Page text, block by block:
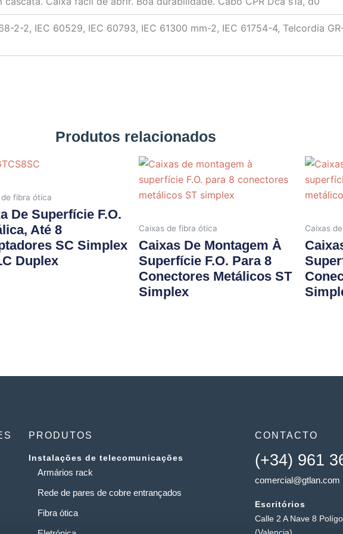
2-2, IEC 60529, IEC 60793, IEC 61300 mm-2, IEC 61754-4, Telcordia
Produtos relacionados
de fibra ótica
De Superfície F.O.
Até 8
SC Simplex
Duplex
Caixas de fibra ótica
Caixas De Montagem À
Superfície F.O. Para 8
Conectores Metálicos ST
Simplex
Caixas
PRODUTOS
Instalações de telecomunicações
Armários rack
Rede de pares de cobre entrançados
Fibra ótica
CONTACTO
(+34) 961
comercial@gtlan.com
Escritórios
Calle 2 A Nave 8
(Valencia)